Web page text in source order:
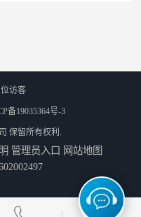
位访客
备19035364号-3
保留所有权利.
管理员入口 网站地图